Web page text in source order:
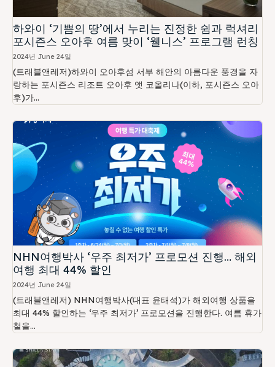
하와이 ‘기쁨의 땅’에서 누리는 진정한 쉼과 럭셔리
포시즌스 오아후 여름 맞이 ‘웰니스’ 프로그램 런칭
2024년 June 24일
(트래블앤레저)하와이 오아후섬 서부 해안의 아름다운 풍경을 자
랑하는 포시즌스 리조트 오아후 앳 코올리나(이하, 포시즌스 오아
후)가...
NHN여행박사 ‘우주 최저가’ 프로모션 진행… 해외
여행 최대 44% 할인
2024년 June 24일
(트래블앤레저) NHN여행박사(대표 윤태석)가 해외여행 상품을
최대 44% 할인하는 ‘우주 최저가’ 프로모션을 진행한다. 여름 휴가
철을...